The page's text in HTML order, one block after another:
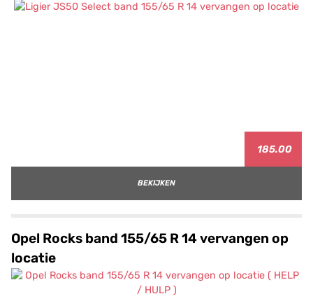
185.00
BEKIJKEN
Opel Rocks band 155/65 R 14 vervangen op
locatie